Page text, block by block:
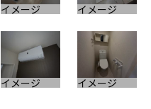
イメージ イメージ
イメージ イメージ